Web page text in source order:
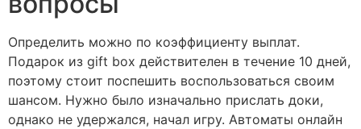
Определить можно по коэффициенту выплат.
Подарок из gift box действителен в течение 10 дней,
поэтому стоит поспешить воспользоваться своим
шансом. Нужно было изначально прислать доки,
однако не удержался, начал игру. Автоматы онлайн